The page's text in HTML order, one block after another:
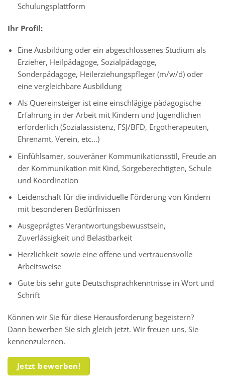
Schulungsplattform
Ihr Profil:
Eine Ausbildung oder ein abgeschlossenes Studium als
Erzieher, Heilpädagoge, Sozialpädagoge,
Sonderpädagoge, Heilerziehungspfleger (m/w/d) oder
eine vergleichbare Ausbildung
Als Quereinsteiger ist eine einschlägige pädagogische
Erfahrung in der Arbeit mit Kindern und Jugendlichen
erforderlich (Sozialassistenz, FSJ/BFD, Ergotherapeuten,
Ehrenamt, Verein, etc…)
Einfühlsamer, souveräner Kommunikationsstil, Freude an
der Kommunikation mit Kind, Sorgeberechtigten, Schule
und Koordination
Leidenschaft für die individuelle Förderung von Kindern
mit besonderen Bedürfnissen
Ausgeprägtes Verantwortungsbewusstsein,
Zuverlässigkeit und Belastbarkeit
Herzlichkeit sowie eine offene und vertrauensvolle
Arbeitsweise
Gute bis sehr gute Deutschsprachkenntnisse in Wort und
Schrift
Können wir Sie für diese Herausforderung begeistern?
Dann bewerben Sie sich gleich jetzt. Wir freuen uns, Sie
kennenzulernen.
Jetzt bewerben!